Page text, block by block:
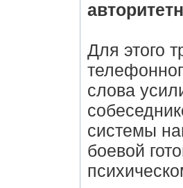
Для этого
слова
системы
боевой